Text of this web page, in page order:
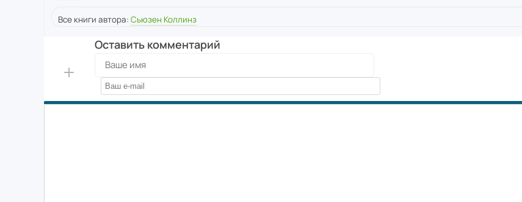
Все книги автора: Сьюзен Коллинз
Оставить комментарий